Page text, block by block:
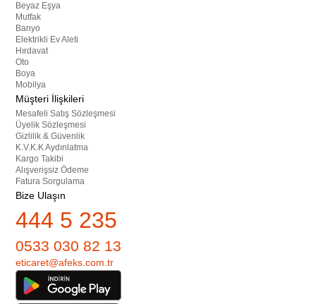
Beyaz Eşya
Mutfak
Banyo
Elektrikli Ev Aleti
Hırdavat
Oto
Boya
Mobilya
Müşteri İlişkileri
Mesafeli Satış Sözleşmesi
Üyelik Sözleşmesi
Gizlilik & Güvenlik
K.V.K.K Aydınlatma
Kargo Takibi
Alışverişsiz Ödeme
Fatura Sorgulama
Bize Ulaşın
444 5 235
0533 030 82 13
eticaret@afeks.com.tr